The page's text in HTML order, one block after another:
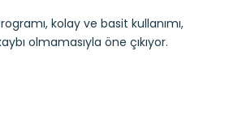
kolay ve basit kullanımı,
olmamasıyla öne çıkıyor.